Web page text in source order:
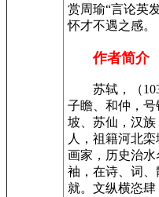
赏周瑜“言论英
怀才不遇之感。
作者简介
苏轼，（
子瞻、和仲，
坡、苏仙，汉族
人，祖籍河北
画家，历史治
袖，在诗、词
就。文纵横恣